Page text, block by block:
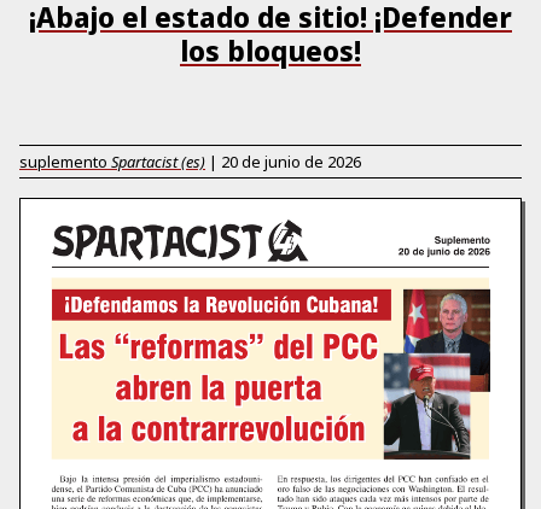
¡Abajo el estado de sitio! ¡Defender
los bloqueos!
suplemento Spartacist (es) | 20 de junio de 2026